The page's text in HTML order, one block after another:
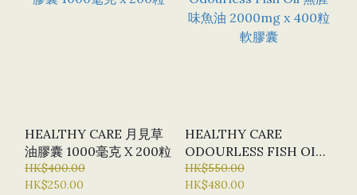
HEALTHY CARE 月見草
油膠囊 1000毫克 X 200粒
HK$400.00
HK$250.00
HEALTHY CARE
ODOURLESS FISH OIL
無腥味魚油 2000MG X
400粒軟膠囊
HK$550.00
HK$480.00